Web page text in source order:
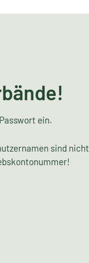
ein.
sind nicht